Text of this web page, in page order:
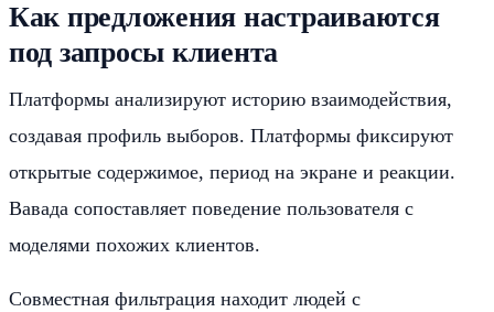
Как предложения настраиваются
под запросы клиента
Платформы анализируют историю взаимодействия,
создавая профиль выборов. Платформы фиксируют
открытые содержимое, период на экране и реакции.
Вавада сопоставляет поведение пользователя с
моделями похожих клиентов.
Совместная фильтрация находит людей с